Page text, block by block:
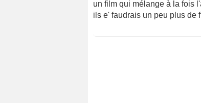
un film qui mélange à la fois
ils e' faudrais un peu plus de